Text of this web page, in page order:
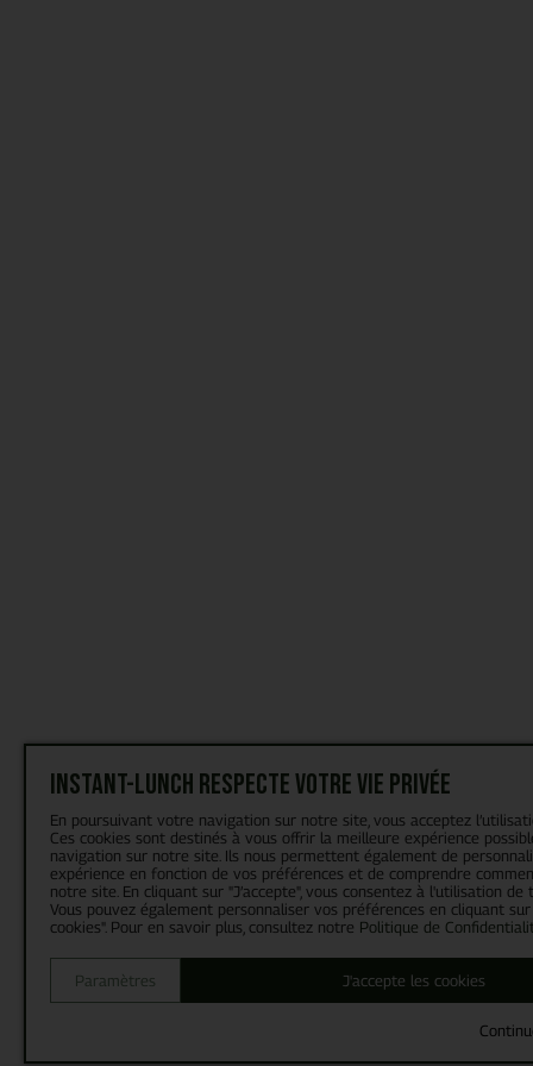
Instant-Lunch respecte votre vie privée
En poursuivant votre navigation sur notre site, vous acceptez
Ces cookies sont destinés à vous offrir la meilleure expérience
navigation sur notre site. Ils nous permettent également de
expérience en fonction de vos préférences et de comprendre
notre site. En cliquant sur "J’accepte", vous consentez à l'utilisation de
Vous pouvez également personnaliser vos préférences en cliquant
cookies". Pour en savoir plus, consultez notre Politique de
J'accepte les cookies
Paramètres